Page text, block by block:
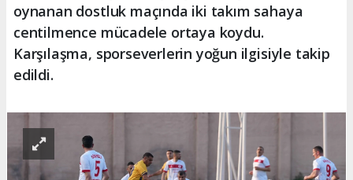
oynanan dostluk maçında iki takım sahaya
centilmence mücadele ortaya koydu.
Karşılaşma, sporseverlerin yoğun ilgisiyle takip
edildi.